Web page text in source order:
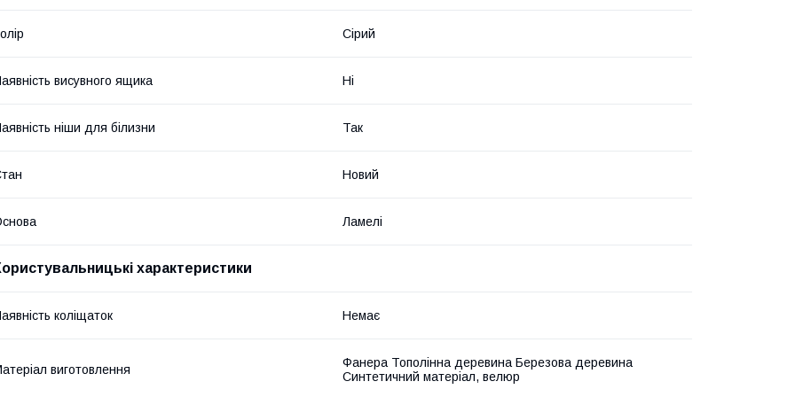
Сірий
висувного ящика Ні
ніши для білизни Так
Новий
Ламелі
характеристики
коліщаток Немає
виготовлення
Фанера Тополінна деревина Березова деревина
Синтетичний матеріал, велюр